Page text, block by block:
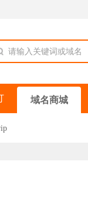
请输入关键词或域名
域名商城